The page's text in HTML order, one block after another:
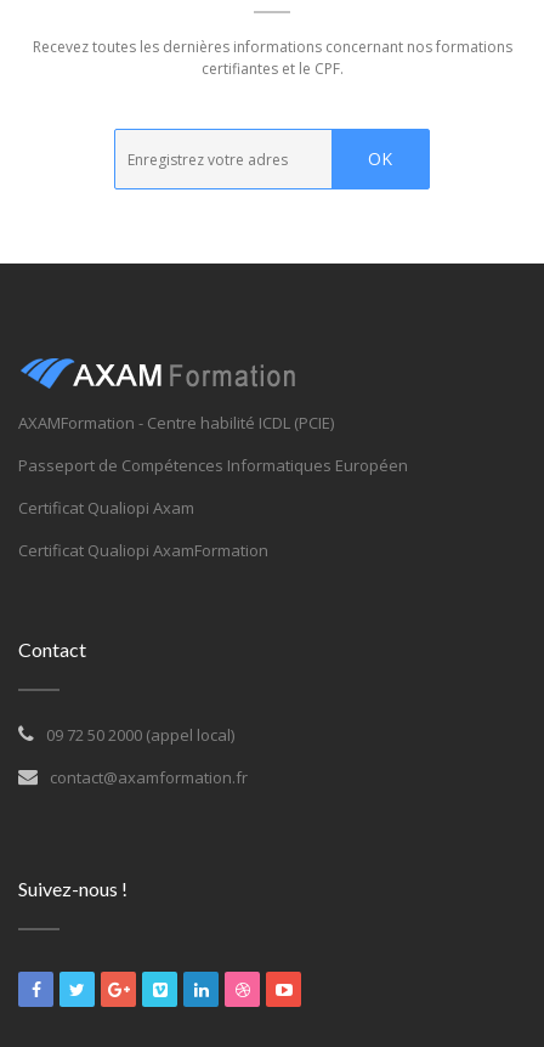
Recevez toutes les dernières informations concernant nos formations
certifiantes et le CPF.
AXAMFormation - Centre habilité ICDL (PCIE)
Passeport de Compétences Informatiques Européen
Certificat Qualiopi Axam
Certificat Qualiopi AxamFormation
Contact
09 72 50 2000 (appel local)
contact@axamformation.fr
Suivez-nous !